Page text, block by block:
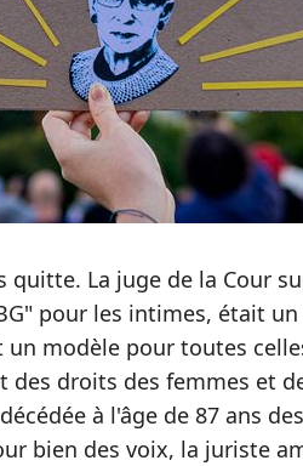
quitte. La juge de la Cour
pour les intimes, était
un modèle pour toutes
droits des femmes et
à l'âge de 87 ans
bien des voix, la juriste